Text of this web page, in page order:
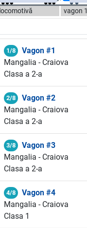
locomotivă vagon 1
1/8
Vagon #1
Mangalia - Craiova
Clasa a 2-a
2/8
Vagon #2
Mangalia - Craiova
Clasa a 2-a
3/8
Vagon #3
Mangalia - Craiova
Clasa a 2-a
4/8
Vagon #4
Mangalia - Craiova
Clasa 1